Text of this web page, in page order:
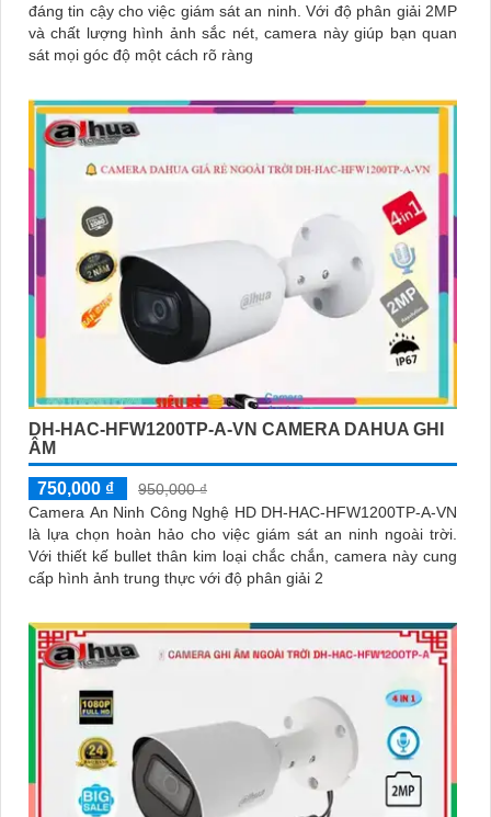
đáng tin cậy cho việc giám sát an ninh. Với độ phân giải 2MP
và chất lượng hình ảnh sắc nét, camera này giúp bạn quan
sát mọi góc độ một cách rõ ràng
DH-HAC-HFW1200TP-A-VN CAMERA DAHUA GHI
ÂM
750,000 ₫
950,000 ₫
Camera An Ninh Công Nghệ HD DH-HAC-HFW1200TP-A-VN
là lựa chọn hoàn hảo cho việc giám sát an ninh ngoài trời.
Với thiết kế bullet thân kim loại chắc chắn, camera này cung
cấp hình ảnh trung thực với độ phân giải 2